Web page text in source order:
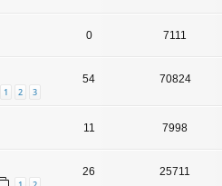
0 7111
1 2 3
54 70824
11 7998
26 25711